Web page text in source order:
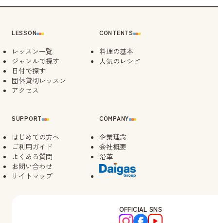
LESSON
レッスン一覧
ジャンルで探す
日付で探す
団体貸切レッスン
アクセス
SUPPORT
はじめての方へ
ご利用ガイド
よくある質問
お問い合わせ
サイトマップ
CONTENTS
料理の基本
人気のレシピ
COMPANY
企業理念
会社概要
沿革
OFFICIAL SNS